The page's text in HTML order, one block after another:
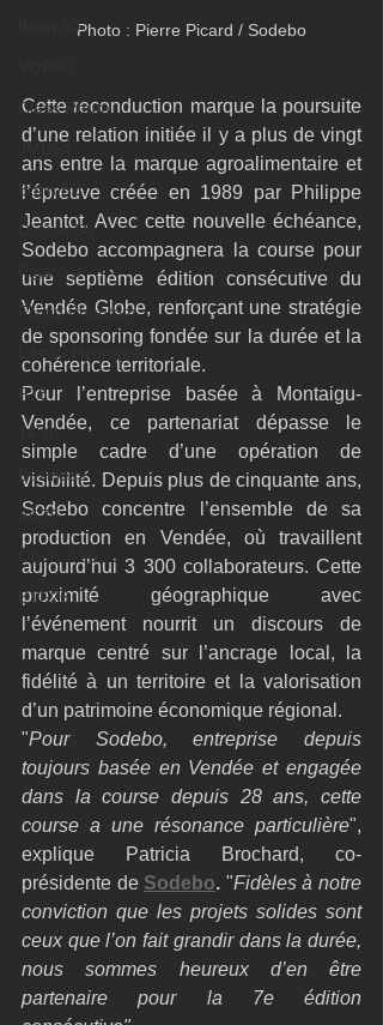
Botin 80
Class Rhum
Botin 52
Classe 50
Figaro 3
Flying Phantom
L&#39;Hydroptère
F18
TF35
Business
AC75
Open 7.50
ETF26
Photo : Pierre Picard / Sodebo
Cette reconduction marque la poursuite
d’une relation initiée il y a plus de vingt
ans entre la marque agroalimentaire et
l’épreuve créée en 1989 par Philippe
Jeantot. Avec cette nouvelle échéance,
Sodebo accompagnera la course pour
une septième édition consécutive du
Vendée Globe, renforçant une stratégie
de sponsoring fondée sur la durée et la
cohérence territoriale.
Pour l’entreprise basée à Montaigu-
Vendée, ce partenariat dépasse le
simple cadre d’une opération de
visibilité. Depuis plus de cinquante ans,
Sodebo concentre l’ensemble de sa
production en Vendée, où travaillent
aujourd’hui 3 300 collaborateurs. Cette
proximité géographique avec
l’événement nourrit un discours de
marque centré sur l’ancrage local, la
fidélité à un territoire et la valorisation
d’un patrimoine économique régional.
"Pour Sodebo, entreprise depuis
toujours basée en Vendée et engagée
dans la course depuis 28 ans, cette
course a une résonance particulière",
explique Patricia Brochard, co-
présidente de Sodebo. "Fidèles à notre
conviction que les projets solides sont
ceux que l’on fait grandir dans la durée,
nous sommes heureux d’en être
partenaire pour la 7e édition